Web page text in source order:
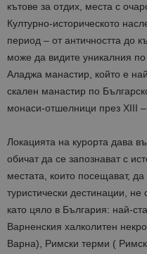
кътове за отдих, места с
Културно-историческото
период – от античността до
може да видите уникалния
Аладжа манастир, който е
скален манастир по
монаси-отшелници през XIII –
Локацията на курорта дава
обичат да се запознават с
местата, които посещават,
туристически дестинации,
като цяло в България: най-
Варненския халколитен
Варна), Римски терми (